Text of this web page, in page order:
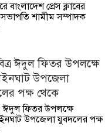
বাংলাদেশ প্রেস ক্লাবের
শামীম সম্পাদক
ঈদুল ফিতর উপলক্ষে
উপজেলা যুবদলের পক্ষ